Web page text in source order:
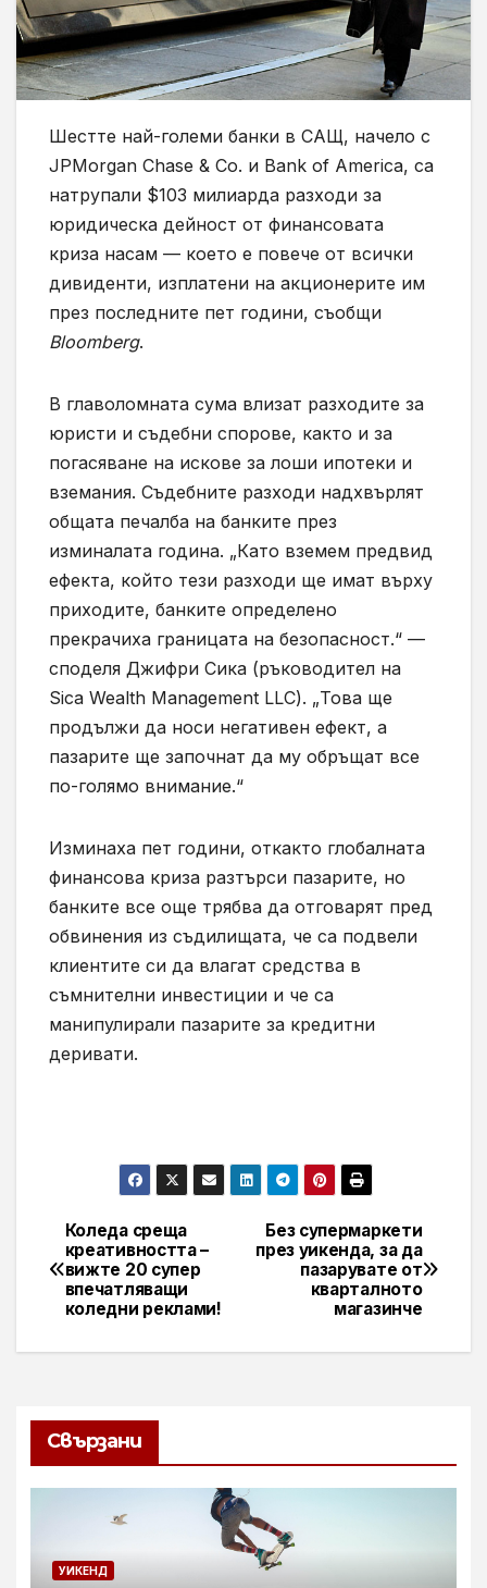
Шестте най-големи банки в САЩ, начело с
JPMorgan Chase & Co. и Bank of America, са
натрупали $103 милиарда разходи за
юридическа дейност от финансовата
криза насам — което е повече от всички
дивиденти, изплатени на акционерите им
през последните пет години, съобщи
Bloomberg.
В главоломната сума влизат разходите за
юристи и съдебни спорове, както и за
погасяване на искове за лоши ипотеки и
вземания. Съдебните разходи надхвърлят
общата печалба на банките през
изминалата година. „Като вземем предвид
ефекта, който тези разходи ще имат върху
приходите, банките определено
прекрачиха границата на безопасност.“ —
споделя Джифри Сика (ръководител на
Sica Wealth Management LLC). „Това ще
продължи да носи негативен ефект, а
пазарите ще започнат да му обръщат все
по-голямо внимание.“
Изминаха пет години, откакто глобалната
финансова криза разтърси пазарите, но
банките все още трябва да отговарят пред
обвинения из съдилищата, че са подвели
клиентите си да влагат средства в
съмнителни инвестиции и че са
манипулирали пазарите за кредитни
деривати.
Навигация
Без супермаркети
през уикенда, за да
пазарувате от
кварталното
магазинче
Коледа среща
креативността –
вижте 20 супер
впечатляващи
коледни реклами!
Свързани
УИКЕНД